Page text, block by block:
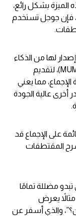
بشكل رائع،
فإن جوجل تستخدم
لها من الذكاء
الاصطناعي؛ النموذج الموحد متعدد المهام (MUM)، لتقديم
مما يعني
عالية الجودة
على الإجماع قد
المقتطفات
مضللة تمامًا
يعرض
والذي أسفر عن